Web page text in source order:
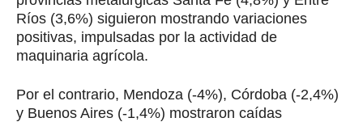
Ríos (3,6%) siguieron mostrando variaciones
positivas, impulsadas por la actividad de
maquinaria agrícola.
Por el contrario, Mendoza (-4%), Córdoba (-2,4%)
y Buenos Aires (-1,4%) mostraron caídas